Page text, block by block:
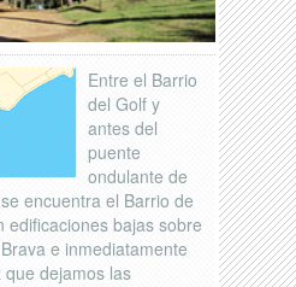
Entre el Barrio
del Golf y
antes del
puente
ondulante de
encuentra el Barrio de
edificaciones bajas sobre
e inmediatamente
dejamos las